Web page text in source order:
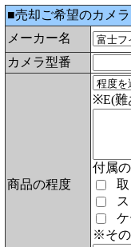
■売却ご希望のカメラ
メーカー名
カメラ型番
商品の程度
※E(難
付属
※その